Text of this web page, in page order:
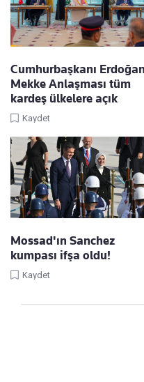
Cumhurbaşkanı
Mekke Anlaşması tüm
kardeş ülkelere açık
Kaydet
Mossad'ın Sanchez
kumpası ifşa oldu!
Kaydet